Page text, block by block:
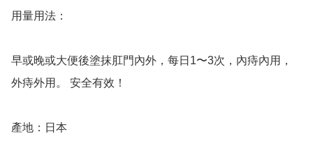
用量用法：
早或晚或大便後塗抹肛門內外，每日1〜3次，內痔內用，
外痔外用。 安全有效！
產地：日本